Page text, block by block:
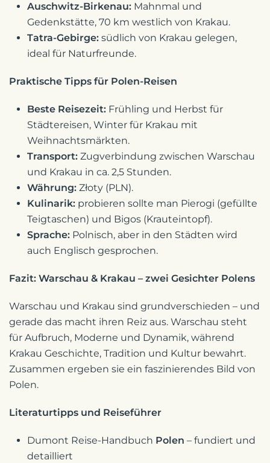
Auschwitz-Birkenau: Mahnmal und
Gedenkstätte, 70 km westlich von Krakau.
Tatra-Gebirge: südlich von Krakau gelegen,
ideal für Naturfreunde.
Praktische Tipps für Polen-Reisen
Beste Reisezeit: Frühling und Herbst für
Städtereisen, Winter für Krakau mit
Weihnachtsmärkten.
Transport: Zugverbindung zwischen Warschau
und Krakau in ca. 2,5 Stunden.
Währung: Złoty (PLN).
Kulinarik: probieren sollte man Pierogi (gefüllte
Teigtaschen) und Bigos (Krauteintopf).
Sprache: Polnisch, aber in den Städten wird
auch Englisch gesprochen.
Fazit: Warschau & Krakau – zwei Gesichter Polens
Warschau und Krakau sind grundverschieden – und
gerade das macht ihren Reiz aus. Warschau steht
für Aufbruch, Moderne und Dynamik, während
Krakau Geschichte, Tradition und Kultur bewahrt.
Zusammen ergeben sie ein faszinierendes Bild von
Polen.
Literaturtipps und Reiseführer
Dumont Reise-Handbuch Polen – fundiert und
detailliert